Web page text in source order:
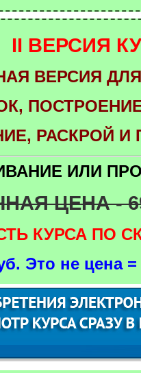
II ВЕРСИЯ
ВЕРСИЯ
РАСКРОЙ
ИЛИ
ЦЕНА -
КУРСА ПО
Это не цена